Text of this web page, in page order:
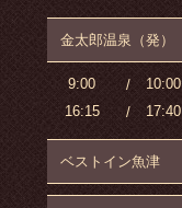
金太郎温泉（発）
9:00 10:00
16:15
17:40
ベストイン魚津